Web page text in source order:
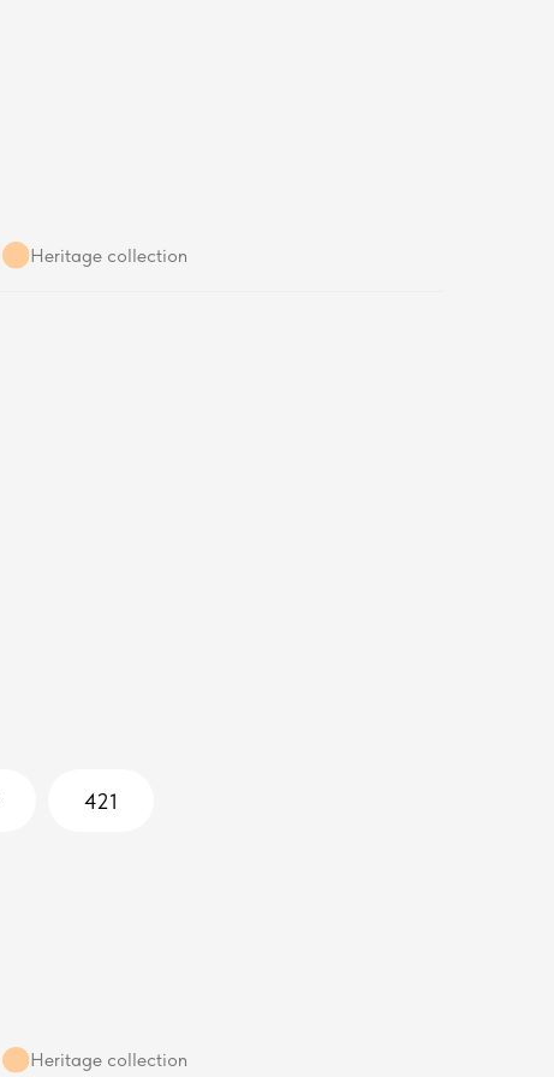
Heritage collection
421
Heritage collection